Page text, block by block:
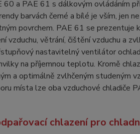
60 a PAE 61 s dálkovým ovládáním
barvách černé a bílé je vším, jen
povrchem. PAE 61 se
vzduchu, větrání, čištění vzduchu a
nastavitelný ventilátor
na příjemnou teplotu. Kromě
a optimálně zvlhčeným studeným
místa lze oba vzduchové chladiče
chlazení pro